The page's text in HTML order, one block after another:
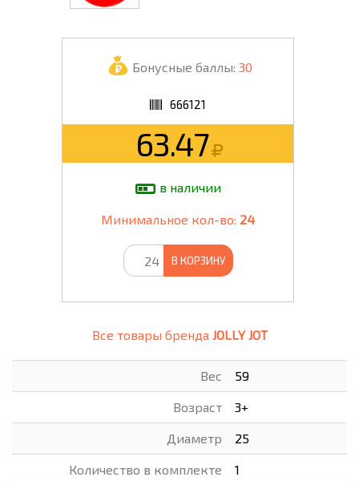
Бонусные баллы: 30
666121
63.47
в наличии
Минимальное кол-во: 24
В КОРЗИНУ
Все товары бренда JOLLY JOT
Вес 59
Возраст 3+
Диаметр 25
Количество в комплекте 1